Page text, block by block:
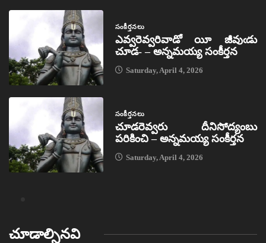
సంకీర్తనలు
ఎవ్వరెవ్వరివాడో యీ జీవుఁడు
చూడ- – అన్నమయ్య సంకీర్తన
Saturday, April 4, 2026
సంకీర్తనలు
చూడరెవ్వరు దీనిసోద్యంబు
పరికించి – అన్నమయ్య సంకీర్తన
Saturday, April 4, 2026
చూడాల్సినవి